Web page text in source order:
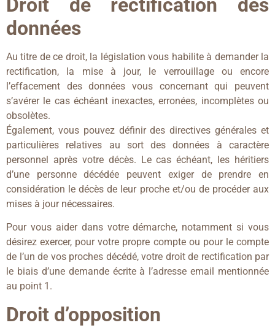
Droit de rectification des
données
Au titre de ce droit, la législation vous habilite à demander la
rectification, la mise à jour, le verrouillage ou encore
l’effacement des données vous concernant qui peuvent
s’avérer le cas échéant inexactes, erronées, incomplètes ou
obsolètes.
Également, vous pouvez définir des directives générales et
particulières relatives au sort des données à caractère
personnel après votre décès. Le cas échéant, les héritiers
d’une personne décédée peuvent exiger de prendre en
considération le décès de leur proche et/ou de procéder aux
mises à jour nécessaires.
Pour vous aider dans votre démarche, notamment si vous
désirez exercer, pour votre propre compte ou pour le compte
de l’un de vos proches décédé, votre droit de rectification par
le biais d’une demande écrite à l’adresse email mentionnée
au point 1.
Droit d’opposition